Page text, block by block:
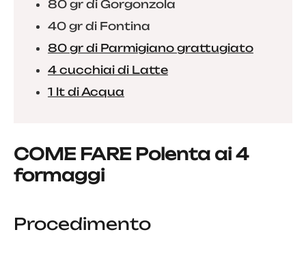
80 gr di Gorgonzola
40 gr di Fontina
80 gr di Parmigiano grattugiato
4 cucchiai di Latte
1 lt di Acqua
COME FARE Polenta ai 4
formaggi
Procedimento